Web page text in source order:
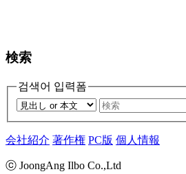
検索
검색어 입력폼
会社紹介 著作権 PC版 個人情報
ⓒ JoongAng Ilbo Co.,Ltd